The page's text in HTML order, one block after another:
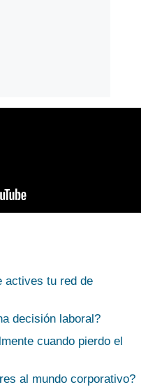
actives tu red de
decisión laboral?
cuando pierdo el
al mundo corporativo?